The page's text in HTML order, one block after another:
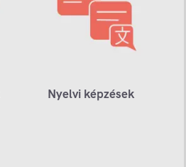
Nyelvi képzések